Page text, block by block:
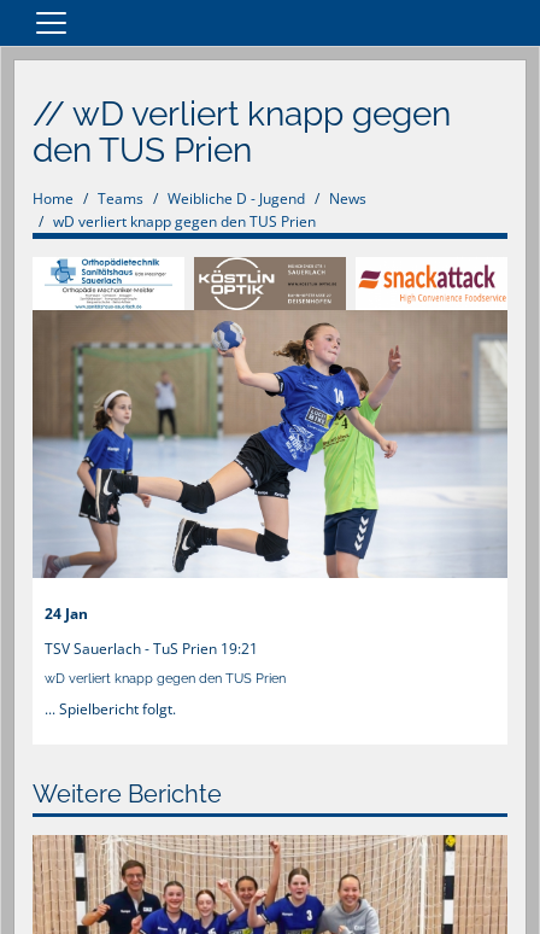
Teams
Vereinsnews
Verein
Anfahrt
Spielpläne
Merchandise Artikel
Sponsoren
Impressum
// wD verliert knapp gegen
den TUS Prien
Home Teams Weibliche D - Jugend
News
wD verliert knapp gegen den TUS Prien
24 Jan
TSV Sauerlach - TuS Prien 19:21
wD verliert knapp gegen den TUS Prien
... Spielbericht folgt.
Weitere Berichte